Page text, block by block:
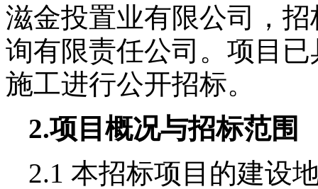
滋金投置业有限公司，
询有限责任公司。项目
施工进行公开招标。
2.项目概况与招标范围
2.1 本招标项目的建设